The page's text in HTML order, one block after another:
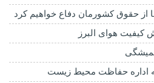
از حقوق کشورمان دفاع خواهیم کرد
هوای البرز
اداره حفاظت محیط زیست